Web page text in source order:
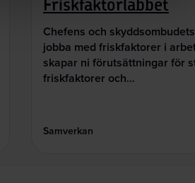
Friskfaktorlabbet
Chefens och
jobba med friskfaktorer i
skapar ni förutsättningar för
friskfaktorer och…
Samverkan